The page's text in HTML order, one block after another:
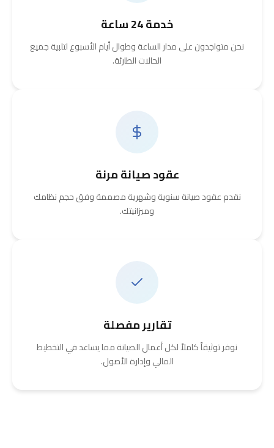
خدمة 24 ساعة
نحن متواجدون على مدار الساعة وطوال أيام الأسبوع لتلبية جميع
الحالات الطارئة.
عقود صيانة مرنة
نقدم عقود صيانة سنوية وشهرية مصممة وفق حجم نظامك
وميزانيتك.
تقارير مفصلة
نوفر توثيقاً كاملاً لكل أعمال الصيانة مما يساعد في التخطيط
المالي وإدارة الأصول.